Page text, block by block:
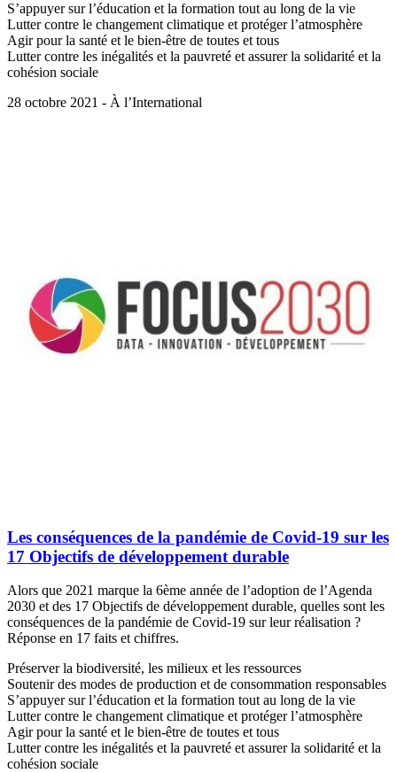
S’appuyer sur l’éducation et la formation tout au long de la vie
Lutter contre le changement climatique et protéger l’atmosphère
Agir pour la santé et le bien-être de toutes et tous
Lutter contre les inégalités et la pauvreté et assurer la solidarité et la
cohésion sociale
28 octobre 2021 - À l’International
Les conséquences de la pandémie de Covid-19 sur les
17 Objectifs de développement durable
Alors que 2021 marque la 6ème année de l’adoption de l’Agenda
2030 et des 17 Objectifs de développement durable, quelles sont les
conséquences de la pandémie de Covid-19 sur leur réalisation ?
Réponse en 17 faits et chiffres.
Préserver la biodiversité, les milieux et les ressources
Soutenir des modes de production et de consommation responsables
S’appuyer sur l’éducation et la formation tout au long de la vie
Lutter contre le changement climatique et protéger l’atmosphère
Agir pour la santé et le bien-être de toutes et tous
Lutter contre les inégalités et la pauvreté et assurer la solidarité et la
cohésion sociale